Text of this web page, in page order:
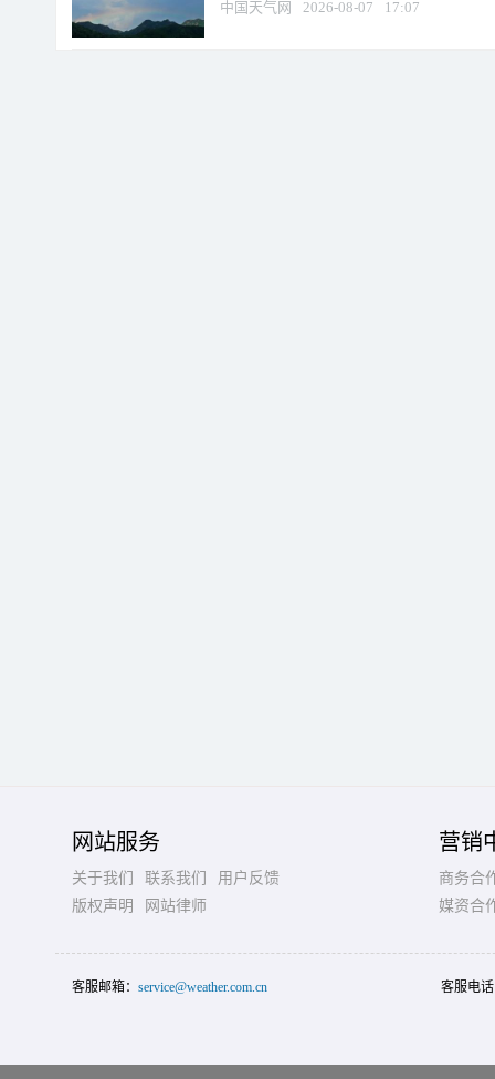
中国天气网 2026-08-07 17:07
网站服务
关于我们 联系我们
用户反馈
版权声明
网站律师
营销
商务合
媒资合
客服邮箱： service@weather.com.cn 客服电